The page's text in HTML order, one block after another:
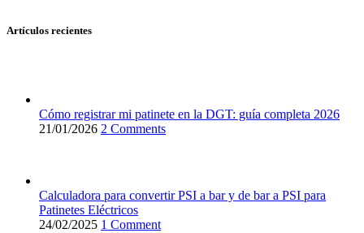
Artículos recientes
Cómo registrar mi patinete en la DGT: guía completa 2026
21/01/2026 2 Comments
Calculadora para convertir PSI a bar y de bar a PSI para
Patinetes Eléctricos
24/02/2025 1 Comment